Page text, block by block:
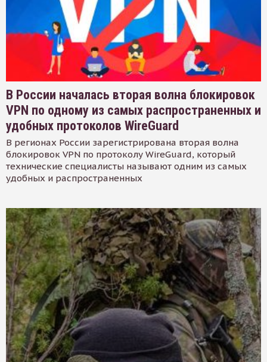
В России началась вторая волна блокировок
VPN по одному из самых распространенных и
удобных протоколов WireGuard
В регионах России зарегистрирована вторая волна
блокировок VPN по протоколу WireGuard, который
технические специалисты называют одним из самых
удобных и распространенных